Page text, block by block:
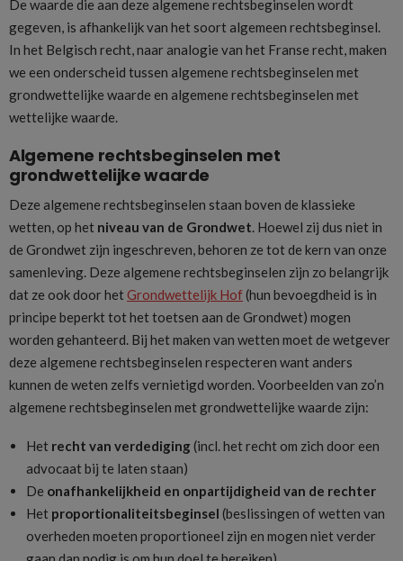
De waarde die aan deze algemene rechtsbeginselen wordt
gegeven, is afhankelijk van het soort algemeen rechtsbeginsel.
In het Belgisch recht, naar analogie van het Franse recht, maken
we een onderscheid tussen algemene rechtsbeginselen met
grondwettelijke waarde en algemene rechtsbeginselen met
wettelijke waarde.
Algemene rechtsbeginselen met
grondwettelijke waarde
Deze algemene rechtsbeginselen staan boven de klassieke
wetten, op het niveau van de Grondwet. Hoewel zij dus niet in
de Grondwet zijn ingeschreven, behoren ze tot de kern van onze
samenleving. Deze algemene rechtsbeginselen zijn zo belangrijk
dat ze ook door hetGrondwettelijk Hof (hun bevoegdheid is in
principe beperkt tot het toetsen aan de Grondwet) mogen
worden gehanteerd. Bij het maken van wetten moet de wetgever
deze algemene rechtsbeginselen respecteren want anders
kunnen de weten zelfs vernietigd worden. Voorbeelden van zo’n
algemene rechtsbeginselen met grondwettelijke waarde zijn:
Het recht van verdediging (incl. het recht om zich door een
advocaat bij te laten staan)
De onafhankelijkheid en onpartijdigheid van de rechter
Het proportionaliteitsbeginsel (beslissingen of wetten van
overheden moeten proportioneel zijn en mogen niet verder